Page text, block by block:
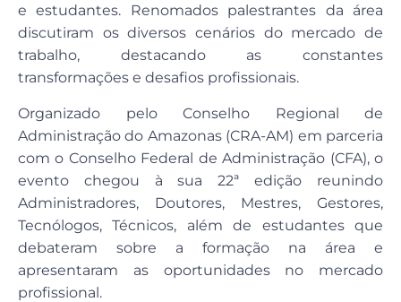
e estudantes. Renomados palestrantes da área
discutiram os diversos cenários do mercado de
trabalho, destacando as constantes
transformações e desafios profissionais.
Organizado pelo Conselho Regional de
Administração do Amazonas (CRA-AM) em parceria
com o Conselho Federal de Administração (CFA), o
evento chegou à sua 22ª edição reunindo
Administradores, Doutores, Mestres, Gestores,
Tecnólogos, Técnicos, além de estudantes que
debateram sobre a formação na área e
apresentaram as oportunidades no mercado
profissional.